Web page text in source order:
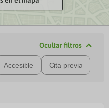
Ocultar filtros
Accesible Cita previa